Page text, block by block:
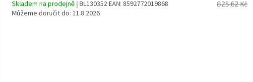
Skladem na prodejně | BL130352EAN: 8592772019868
Můžeme doručit do: 11.8.2026
825,62 Kč